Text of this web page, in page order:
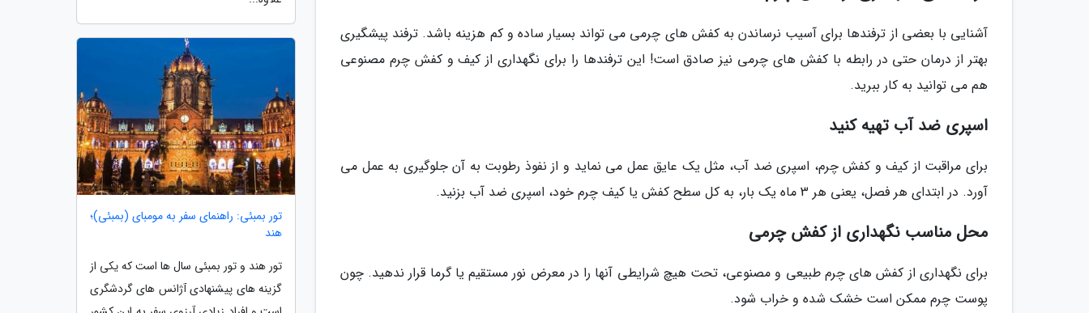
آشنایی با بعضی از ترفندها برای آسیب نرساندن به کفش های چرمی می تواند بسیار ساده و کم هزینه باشد. ترفند پیشگیری
بهتر از درمان حتی در رابطه با کفش های چرمی نیز صادق است! این ترفندها را برای نگهداری از کیف و کفش چرم مصنوعی
هم می توانید به کار ببرید.
اسپری ضد آب تهیه کنید
برای مراقبت از کیف و کفش چرم، اسپری ضد آب، مثل یک عایق عمل می نماید و از نفوذ رطوبت به آن جلوگیری به عمل می
آورد. در ابتدای هر فصل، یعنی هر 3 ماه یک بار، به کل سطح کفش یا کیف چرم خود، اسپری ضد آب بزنید.
محل مناسب نگهداری از کفش چرمی
برای نگهداری از کفش های چرم طبیعی و مصنوعی، تحت هیچ شرایطی آنها را در معرض نور مستقیم یا گرما قرار ندهید. چون
پوست چرم ممکن است خشک شده و خراب شود.
تور بمبئی: راهنمای سفر به مومبای (بمبئی)؛
هند
تور هند و تور بمبئی سال ها است که یکی از
گزینه های پیشنهادی آژانس های گردشگری